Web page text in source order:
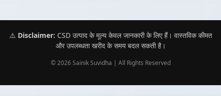
⚠️ Disclaimer: CSD उत्पाद के मूल्य केवल जानकारी के लिए हैं। वास्तविक कीमत
और उपलब्धता खरीद के समय बदल सकती है।
© 2026 Sainik Suvidha | All Rights Reserved